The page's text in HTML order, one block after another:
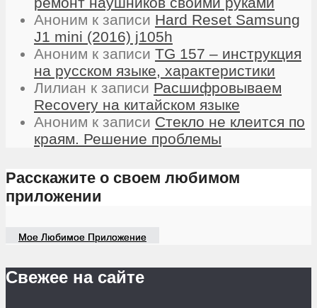
Аноним к записи Hard Reset Samsung
J1 mini (2016) j105h
Аноним к записи TG 157 – инструкция
на русском языке, характеристики
Лилиан к записи Расшифровываем
Recovery на китайском языке
Аноним к записи Стекло не клеится по
краям. Решение проблемы
Расскажите о своем любимом
приложении
Мое Любимое Приложение
Свежее на сайте